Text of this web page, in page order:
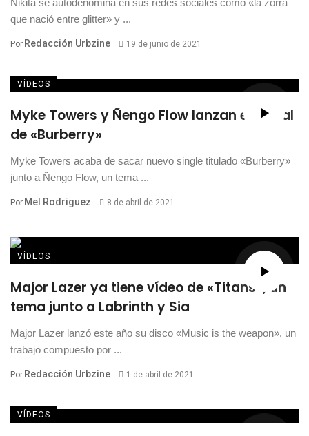
Nikita se autodenomina en sus redes sociales como «la zorra
que nació entre glitter» y ...
Por Redacción Urbzine 19 de junio de 2021
VÍDEOS
Myke Towers y Ñengo Flow lanzan el visual
de «Burberry»
Myke Towers acaba de sacar nuevo single titulado «Burberry»
junto a Ñengo Flow, un tema ...
Por Mel Rodriguez 8 de abril de 2021
VÍDEOS
Major Lazer ya tiene vídeo de «Titans», un
tema junto a Labrinth y Sia
Major Lazer lanzó este año su disco «Music is the weapon», un
trabajo compuesto por ...
Por Redacción Urbzine 1 de abril de 2021
VÍDEOS